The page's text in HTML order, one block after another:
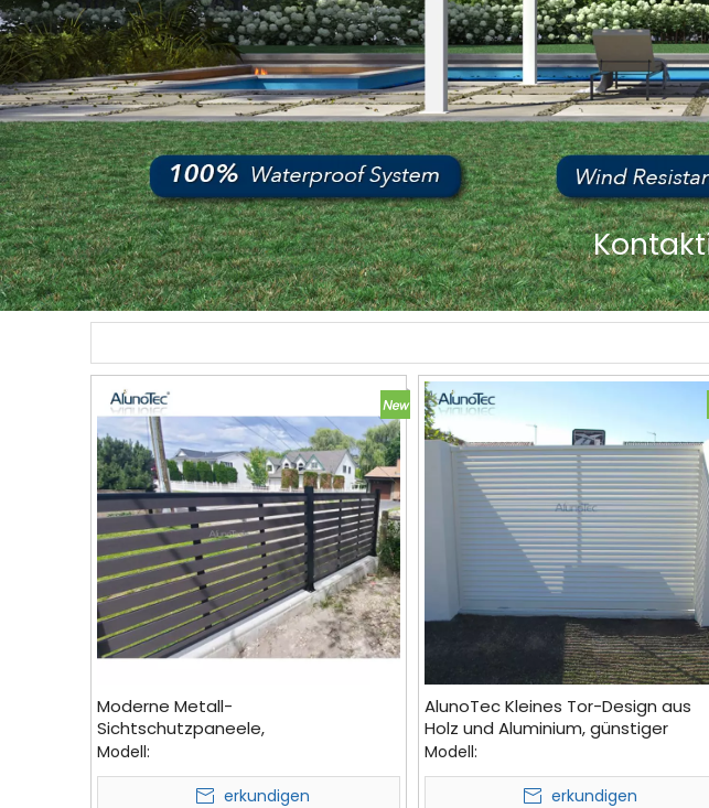
Moderne Metall-
Sichtschutzpaneele,
Aluminiumlatten, Holz, Garten,
flexibler WPC-Lamellenbalkon,
Modell:
erkundigen
AlunoTec Kleines Tor-Design aus
Holz und Aluminium, günstiger
Sichtschutz-Gartenzaun für den
Hinterhof
Modell:
erkundigen